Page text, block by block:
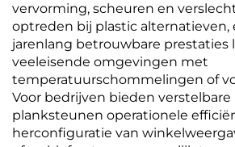
vervorming, scheuren en
optreden bij plastic alternatieven,
jarenlang betrouwbare prestaties
veeleisende omgevingen met
temperatuurschommelingen of
Voor bedrijven bieden
planksteunen operationele
herconfiguratie van